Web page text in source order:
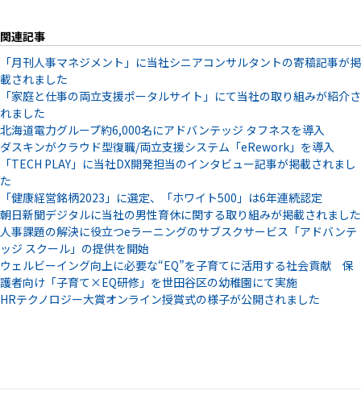
関連記事
「月刊人事マネジメント」に当社シニアコンサルタントの寄稿記事が掲
載されました
「家庭と仕事の両立支援ポータルサイト」にて当社の取り組みが紹介さ
れました
北海道電力グループ約6,000名にアドバンテッジ タフネスを導入
ダスキンがクラウド型復職/両立支援システム「eRework」を導入
「TECH PLAY」に当社DX開発担当のインタビュー記事が掲載されまし
た
「健康経営銘柄2023」に選定、「ホワイト500」は6年連続認定
朝日新聞デジタルに当社の男性育休に関する取り組みが掲載されました
人事課題の解決に役立つeラーニングのサブスクサービス「アドバンテ
ッジ スクール」の提供を開始
ウェルビーイング向上に必要な“EQ”を子育てに活用する社会貢献 保
護者向け「子育て×EQ研修」を世田谷区の幼稚園にて実施
HRテクノロジー大賞オンライン授賞式の様子が公開されました